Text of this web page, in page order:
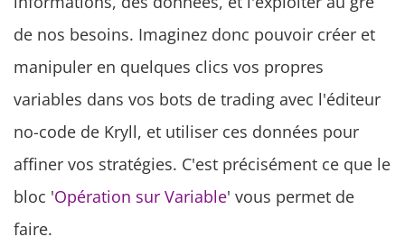
de nos besoins. Imaginez donc pouvoir créer et
manipuler en quelques clics vos propres
variables dans vos bots de trading avec l'éditeur
no-code de Kryll, et utiliser ces données pour
affiner vos stratégies. C'est précisément ce que le
bloc 'Opération sur Variable' vous permet de
faire.